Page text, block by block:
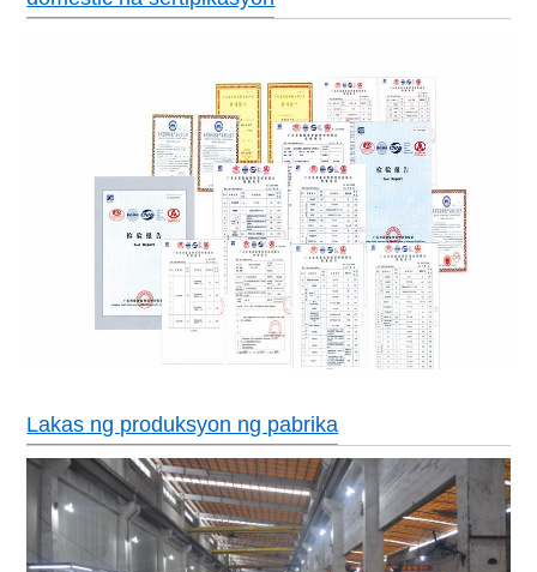
Lakas ng produksyon ng pabrika